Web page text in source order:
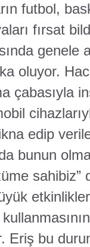
futbol,
fırsat
genele
oluyor.
çabasıyla
edip
bunun
sahibiz”
Eriş bu